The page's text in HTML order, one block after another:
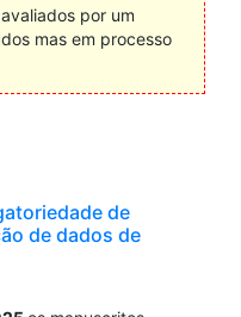
por um
mas em processo
de
de dados de